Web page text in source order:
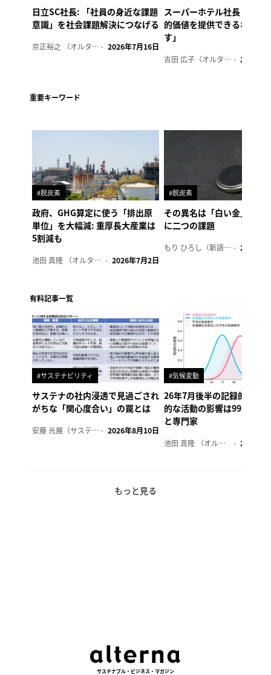
日立SC社長: 「社員の身近な課題
意識」を社会課題解決につなげる
京正裕之 （オルタナ副編集長） 2026年7月16日
スーパーホテル社長「地域
的価値を提供できるホテル
す」
吉田 広子（オルタナ輪番編集長） 2026年6
重要キーワード
#脱炭素
政府、GHG算定に使う「排出原
単位」を大幅減: 重厚長大産業は
5割減も
池田 真隆 （オルタナ輪番編集長） 2026年7月2日
#脱炭素
その異名は「白い金」、リ
に二つの課題
もり ひろし（新語ウォッチャー） 2023年7
有料記事一覧
#サステナビリティ
サステナの社内浸透で見過ごされ
がちな「関心度合い」の罠とは
安藤 光展（サステナビリティ・コンサルタント） 2026年8月10日
#気候変動
26年7月後半の記録的猛暑
的な活動の影響は99.99%
と専門家
池田 真隆 （オルタナ輪番編集長） 2026年8
もっと見る
サステナブル・ビジネス・マガジン